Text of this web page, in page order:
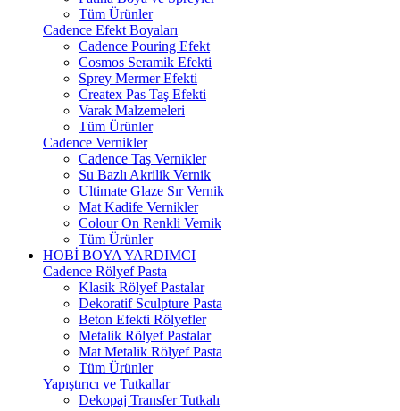
Tüm Ürünler
Cadence Efekt Boyaları
Cadence Pouring Efekt
Cosmos Seramik Efekti
Sprey Mermer Efekti
Createx Pas Taş Efekti
Varak Malzemeleri
Tüm Ürünler
Cadence Vernikler
Cadence Taş Vernikler
Su Bazlı Akrilik Vernik
Ultimate Glaze Sır Vernik
Mat Kadife Vernikler
Colour On Renkli Vernik
Tüm Ürünler
HOBİ BOYA YARDIMCI
Cadence Rölyef Pasta
Klasik Rölyef Pastalar
Dekoratif Sculpture Pasta
Beton Efekti Rölyefler
Metalik Rölyef Pastalar
Mat Metalik Rölyef Pasta
Tüm Ürünler
Yapıştırıcı ve Tutkallar
Dekopaj Transfer Tutkalı